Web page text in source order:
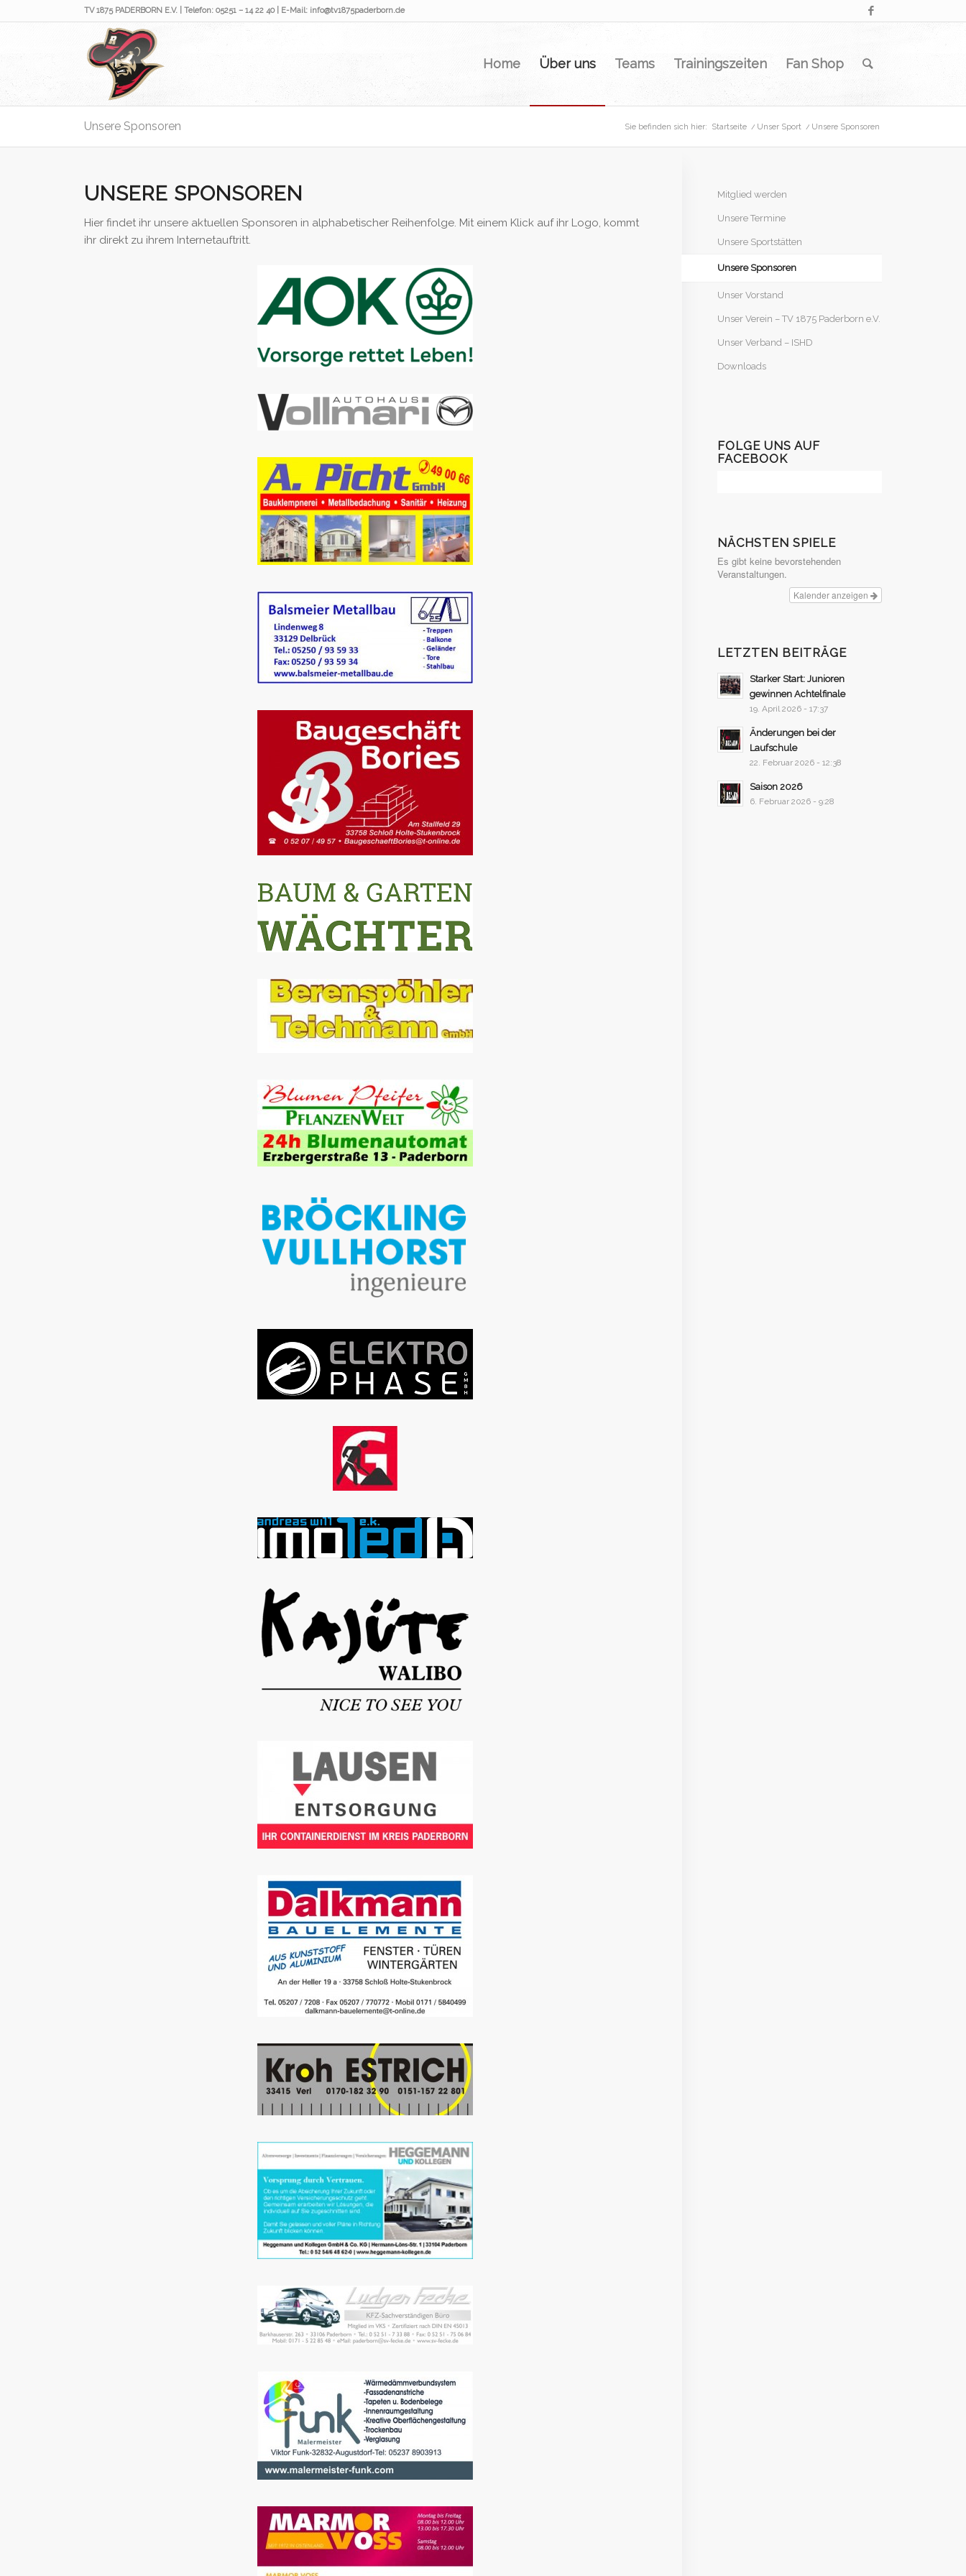
TV 1875 PADERBORN E.V. | Telefon: 05251 – 14 22 40 | E-Mail: info@tv1875paderborn.de
Home Über uns Teams Trainingszeiten Fan Shop
Unsere Sponsoren Sie befinden sich hier: Startseite / Unser Sport / Unsere Sponsoren
UNSERE SPONSOREN
Hier findet ihr unsere aktuellen Sponsoren in alphabetischer Reihenfolge. Mit einem Klick auf ihr Logo, kommt
ihr direkt zu ihrem Internetauftritt.
Mitglied werden
Unsere Termine
Unsere Sportstätten
Unsere Sponsoren
Unser Vorstand
Unser Verein – TV 1875 Paderborn e.V.
Unser Verband – ISHD
Downloads
FOLGE UNS AUF
FACEBOOK
NÄCHSTEN SPIELE
Es gibt keine bevorstehenden
Veranstaltungen.
Kalender anzeigen
LETZTEN BEITRÄGE
Starker Start: Junioren
gewinnen Achtelfinale
19. April 2026 - 17:37
Änderungen bei der
Laufschule
22. Februar 2026 - 12:38
Saison 2026
6. Februar 2026 - 9:28